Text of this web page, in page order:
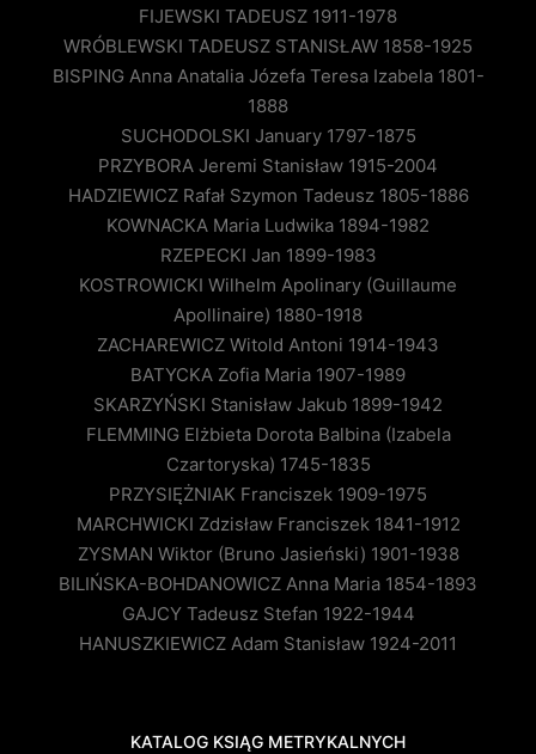
FIJEWSKI TADEUSZ 1911-1978
WRÓBLEWSKI TADEUSZ STANISŁAW 1858-1925
BISPING Anna Anatalia Józefa Teresa Izabela 1801-
1888
SUCHODOLSKI January 1797-1875
PRZYBORA Jeremi Stanisław 1915-2004
HADZIEWICZ Rafał Szymon Tadeusz 1805-1886
KOWNACKA Maria Ludwika 1894-1982
RZEPECKI Jan 1899-1983
KOSTROWICKI Wilhelm Apolinary (Guillaume
Apollinaire) 1880-1918
ZACHAREWICZ Witold Antoni 1914-1943
BATYCKA Zofia Maria 1907-1989
SKARZYŃSKI Stanisław Jakub 1899-1942
FLEMMING Elżbieta Dorota Balbina (Izabela
Czartoryska) 1745-1835
PRZYSIĘŻNIAK Franciszek 1909-1975
MARCHWICKI Zdzisław Franciszek 1841-1912
ZYSMAN Wiktor (Bruno Jasieński) 1901-1938
BILIŃSKA-BOHDANOWICZ Anna Maria 1854-1893
GAJCY Tadeusz Stefan 1922-1944
HANUSZKIEWICZ Adam Stanisław 1924-2011
KATALOG KSIĄG METRYKALNYCH